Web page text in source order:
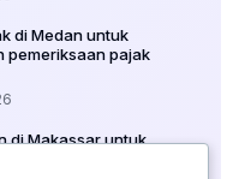
di Medan untuk
pemeriksaan pajak
di Makassar untuk